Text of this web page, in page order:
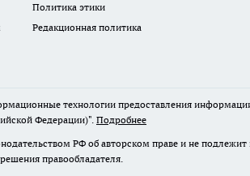
Политика этики
Редакционная политика
технологии предоставления
Федерации)". Подробнее
РФ об авторском праве и не
правообладателя.